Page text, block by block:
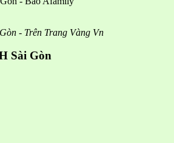
- Trên Trang Vàng Vn
Sài Gòn